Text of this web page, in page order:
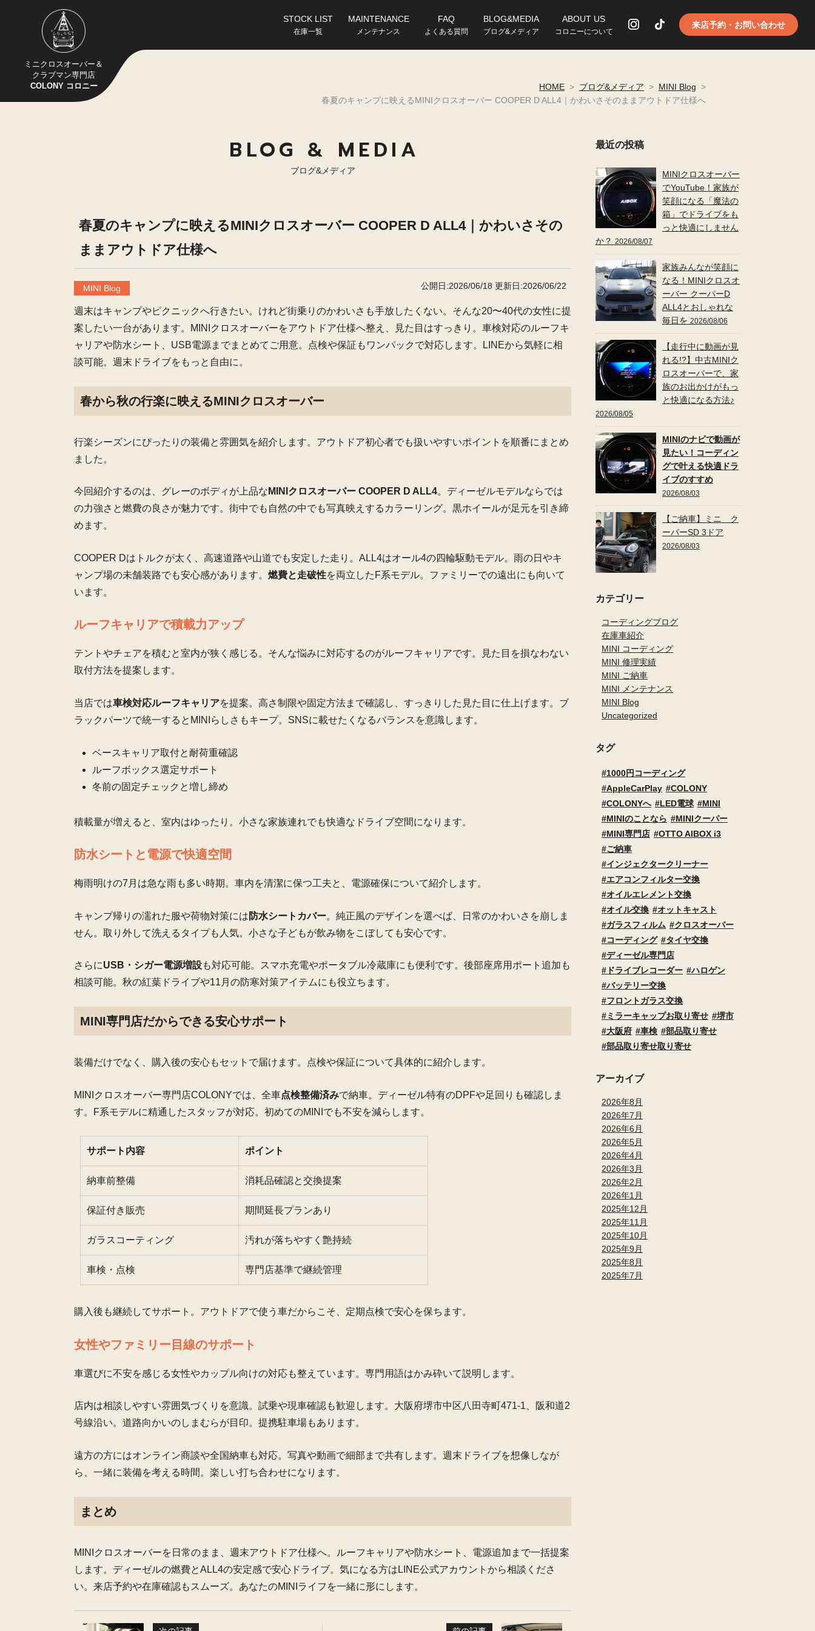
ミニクロスオーバー＆
クラブマン専門店
COLONY コロニー
STOCK LIST
在庫一覧
MAINTENANCE
メンテナンス
FAQ
よくある質問
BLOG&MEDIA
ブログ&メディア
ABOUT US
コロニーについて
来店予約・お問い合わせ
HOME > ブログ&メディア > MINI Blog >
春夏のキャンプに映えるMINIクロスオーバー COOPER D ALL4｜かわいさそのままアウトドア仕様へ
BLOG & MEDIA
ブログ&メディア
春夏のキャンプに映えるMINIクロスオーバー COOPER D ALL4｜かわいさその
ままアウトドア仕様へ
MINI Blog 公開日:2026/06/18 更新日:2026/06/22
週末はキャンプやピクニックへ行きたい。けれど街乗りのかわいさも手放したくない。そんな20〜40代の女性に提
案したい一台があります。MINIクロスオーバーをアウトドア仕様へ整え、見た目はすっきり。車検対応のルーフキ
ャリアや防水シート、USB電源までまとめてご用意。点検や保証もワンパックで対応します。LINEから気軽に相
談可能。週末ドライブをもっと自由に。
春から秋の行楽に映えるMINIクロスオーバー
行楽シーズンにぴったりの装備と雰囲気を紹介します。アウトドア初心者でも扱いやすいポイントを順番にまとめ
ました。
今回紹介するのは、グレーのボディが上品な MINIクロスオーバー COOPER D ALL4。ディーゼルモデルならでは
の力強さと燃費の良さが魅力です。街中でも自然の中でも写真映えするカラーリング。黒ホイールが足元を引き締
めます。
COOPER Dはトルクが太く、高速道路や山道でも安定した走り。ALL4はオール4の四輪駆動モデル。雨の日やキ
ャンプ場の未舗装路でも安心感があります。 燃費と走破性を両立したF系モデル。ファミリーでの遠出にも向いて
います。
ルーフキャリアで積載力アップ
テントやチェアを積むと室内が狭く感じる。そんな悩みに対応するのがルーフキャリアです。見た目を損なわない
取付方法を提案します。
当店では車検対応ルーフキャリアを提案。高さ制限や固定方法まで確認し、すっきりした見た目に仕上げます。ブ
ラックパーツで統一するとMINIらしさもキープ。SNSに載せたくなるバランスを意識します。
ベースキャリア取付と耐荷重確認
ルーフボックス選定サポート
冬前の固定チェックと増し締め
積載量が増えると、室内はゆったり。小さな家族連れでも快適なドライブ空間になります。
防水シートと電源で快適空間
梅雨明けの7月は急な雨も多い時期。車内を清潔に保つ工夫と、電源確保について紹介します。
キャンプ帰りの濡れた服や荷物対策には 防水シートカバー。純正風のデザインを選べば、日常のかわいさを崩しま
せん。取り外して洗えるタイプも人気。小さな子どもが飲み物をこぼしても安心です。
さらにUSB・シガー電源増設も対応可能。スマホ充電やポータブル冷蔵庫にも便利です。後部座席用ポート追加も
相談可能。秋の紅葉ドライブや11月の防寒対策アイテムにも役立ちます。
MINI専門店だからできる安心サポート
装備だけでなく、購入後の安心もセットで届けます。点検や保証について具体的に紹介します。
MINIクロスオーバー専門店COLONYでは、全車点検整備済みで納車。ディーゼル特有のDPFや足回りも確認しま
す。F系モデルに精通したスタッフが対応。初めてのMINIでも不安を減らします。
サポート内容 ポイント
納車前整備 消耗品確認と交換提案
保証付き販売 期間延長プランあり
ガラスコーティング 汚れが落ちやすく艶持続
車検・点検 専門店基準で継続管理
購入後も継続してサポート。アウトドアで使う車だからこそ、定期点検で安心を保ちます。
女性やファミリー目線のサポート
車選びに不安を感じる女性やカップル向けの対応も整えています。専門用語はかみ砕いて説明します。
店内は相談しやすい雰囲気づくりを意識。試乗や現車確認も歓迎します。大阪府堺市中区八田寺町471-1、阪和道2
号線沿い。道路向かいのしまむらが目印。提携駐車場もあります。
遠方の方にはオンライン商談や全国納車も対応。写真や動画で細部まで共有します。週末ドライブを想像しなが
ら、一緒に装備を考える時間。楽しい打ち合わせになります。
まとめ
MINIクロスオーバーを日常のまま、週末アウトドア仕様へ。ルーフキャリアや防水シート、電源追加まで一括提案
します。ディーゼルの燃費とALL4の安定感で安心ドライブ。気になる方はLINE公式アカウントから相談くださ
い。来店予約や在庫確認もスムーズ。あなたのMINIライフを一緒に形にします。
最近の投稿
MINIクロスオーバー
でYouTube！家族が
笑顔になる「魔法の
箱」でドライブをも
っと快適にしません
か？ 2026/08/07
家族みんなが笑顔に
なる！MINIクロスオ
ーバー クーパーD
ALL4とおしゃれな
毎日を 2026/08/06
【走行中に動画が見
れる!?】中古MINIク
ロスオーバーで、家
族のお出かけがもっ
と快適になる方法♪
2026/08/05
MINIのナビで動画が
見たい！コーディン
グで叶える快適ドラ
イブのすすめ
2026/08/03
【ご納車】ミニ ク
ーパーSD 3ドア
2026/08/03
カテゴリー
コーディングブログ
在庫車紹介
MINI コーディング
MINI 修理実績
MINI ご納車
MINI メンテナンス
MINI Blog
Uncategorized
タグ
1000円コーディング
AppleCarPlay
COLONY
COLONYへ
LED電球
MINI
MINIのことなら
MINIクーパー
MINI専門店
OTTO AIBOX i3
ご納車
インジェクタークリーナー
エアコンフィルター交換
オイルエレメント交換
オイル交換
オットキャスト
ガラスフィルム
クロスオーバー
コーディング
タイヤ交換
ディーゼル専門店
ドライブレコーダー
ハロゲン
バッテリー交換
フロントガラス交換
ミラーキャップお取り寄せ
堺市
大阪府
車検
部品取り寄せ
部品取り寄せ取り寄せ
アーカイブ
2026年8月
2026年7月
2026年6月
2026年5月
2026年4月
2026年3月
2026年2月
2026年1月
2025年12月
2025年11月
2025年10月
2025年9月
2025年8月
2025年7月